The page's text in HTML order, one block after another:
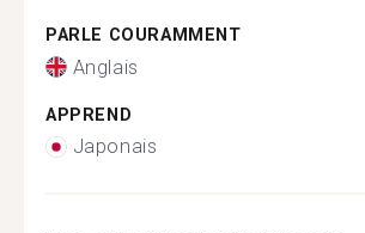
PARLE COURAMMENT
Anglais
APPREND
Japonais